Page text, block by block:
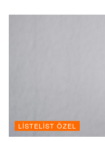
LISTELIST ÖZEL